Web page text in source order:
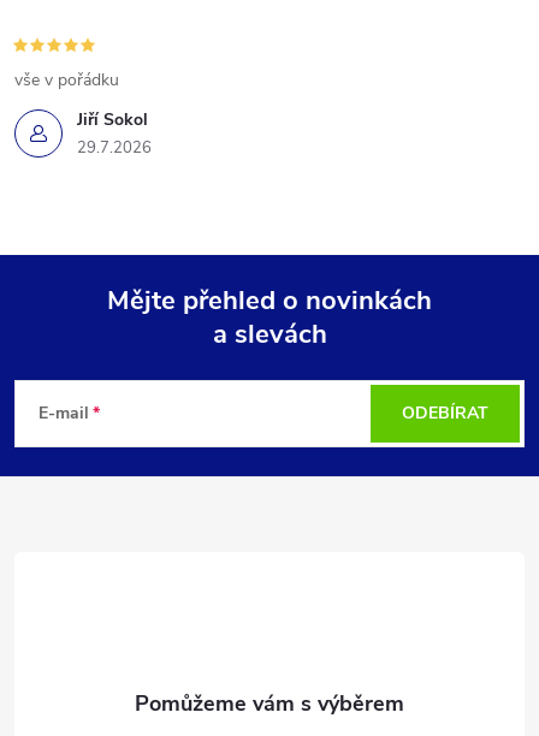
Jiří Sokol
29.7.2026
vše v pořádku
p
Mějte přehled o novinkách
a slevách
E-mail ODEBÍRAT